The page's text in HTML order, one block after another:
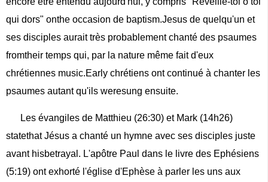
qui dors" onthe occasion de baptism.Jesus de quelqu'un et
ses disciples aurait très probablement chanté des psaumes
fromtheir temps qui, par la nature même fait d'eux
chrétiennes music.Early chrétiens ont continué à chanter les
psaumes autant qu'ils weresung ensuite.
Les évangiles de Matthieu (26:30) et Mark (14h26)
statethat Jésus a chanté un hymne avec ses disciples juste
avant hisbetrayal. L'apôtre Paul dans le livre des Ephésiens
(5:19) ont exhorté l'église d'Ephèse à parler les uns aux